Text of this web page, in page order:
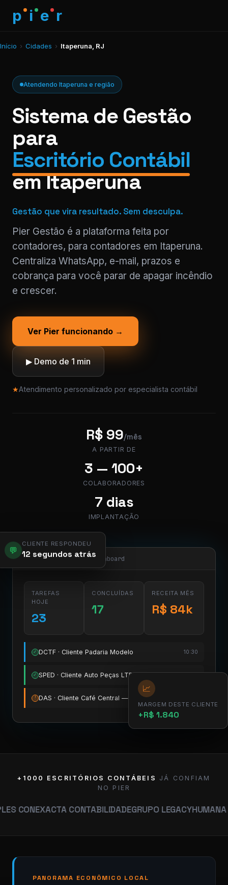
p i e r
Início › Cidades › Itaperuna, RJ
Atendendo Itaperuna e região
Sistema de Gestão
para
Escritório Contábil
em Itaperuna
Gestão que vira resultado. Sem desculpa.
Pier Gestão é a plataforma feita por
contadores, para contadores em Itaperuna.
Centraliza WhatsApp, e-mail, prazos e
cobrança para você parar de apagar incêndio
e crescer.
Ver Pier funcionando →
▶ Demo de 1 min
★Atendimento personalizado por especialista contábil
R$ 99/mês
A PARTIR DE
3 — 100+
COLABORADORES
7 dias
IMPLANTAÇÃO
💬
CLIENTE RESPONDEU
12 segundos atrás
app.pier.mobi/dashboard
TAREFAS
HOJE
23
CONCLUÍDAS
17
RECEITA MÊS
R$ 84k
✓ DCTF · Cliente Padaria Modelo 10:30
✓ SPED · Cliente Auto Peças LTDA 11:15
! DAS · Cliente Café Central — vence amanhã
📈
MARGEM DESTE CLIENTE
+R$ 1.840
+1000 ESCRITÓRIOS CONTÁBEIS
JÁ CONFIAM
NO PIER
CONTABILIDADEGRUPO LEGACYHUMANA
PANORAMA ECONÔMICO LOCAL